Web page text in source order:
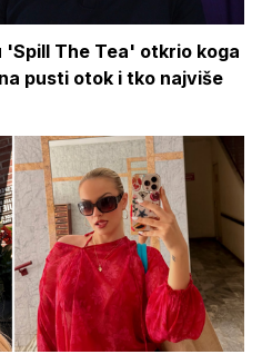
The Tea' otkrio koga
pusti otok i tko najviše